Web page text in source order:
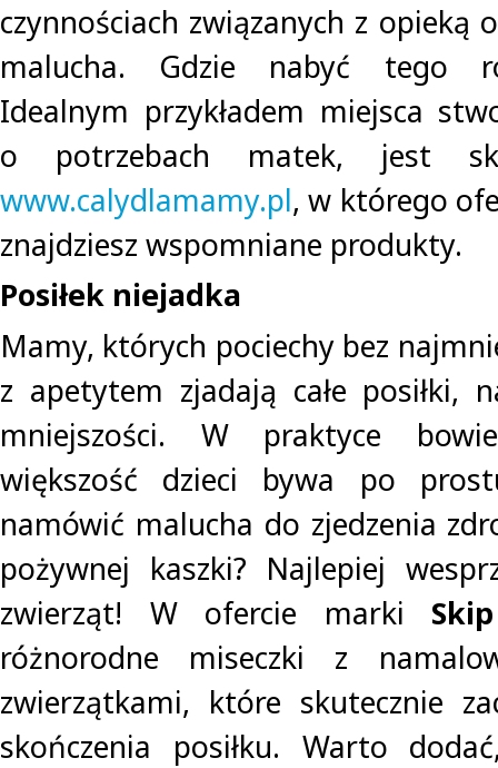
czynnościach związanych z opieką
malucha. Gdzie nabyć tego
Idealnym przykładem miejsca
o potrzebach matek, jest
www.calydlamamy.pl, w którego
znajdziesz wspomniane produkty.
Posiłek niejadka
Mamy, których pociechy bez
z apetytem zjadają całe posiłki,
mniejszości. W praktyce
większość dzieci bywa po
namówić malucha do zjedzenia
pożywnej kaszki? Najlepiej
zwierząt! W ofercie marki
różnorodne miseczki z
zwierzątkami, które skutecznie
skończenia posiłku. Warto